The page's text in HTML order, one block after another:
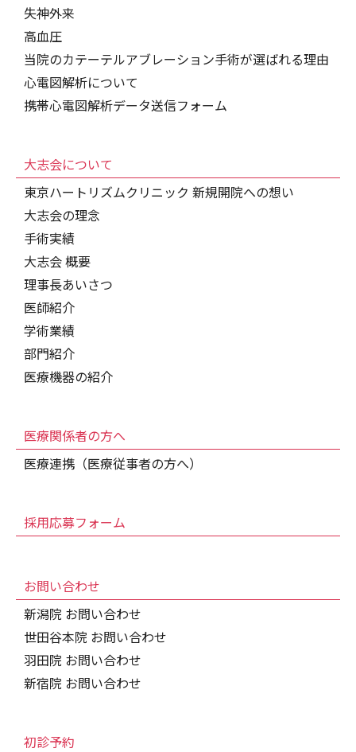
失神外来
高血圧
当院のカテーテルアブレーション手術が選ばれる理由
心電図解析について
携帯心電図解析データ送信フォーム
大志会について
東京ハートリズムクリニック 新規開院への想い
大志会の理念
手術実績
大志会 概要
理事長あいさつ
医師紹介
学術業績
部門紹介
医療機器の紹介
医療関係者の方へ
医療連携（医療従事者の方へ）
採用応募フォーム
お問い合わせ
新潟院 お問い合わせ
世田谷本院 お問い合わせ
羽田院 お問い合わせ
新宿院 お問い合わせ
初診予約